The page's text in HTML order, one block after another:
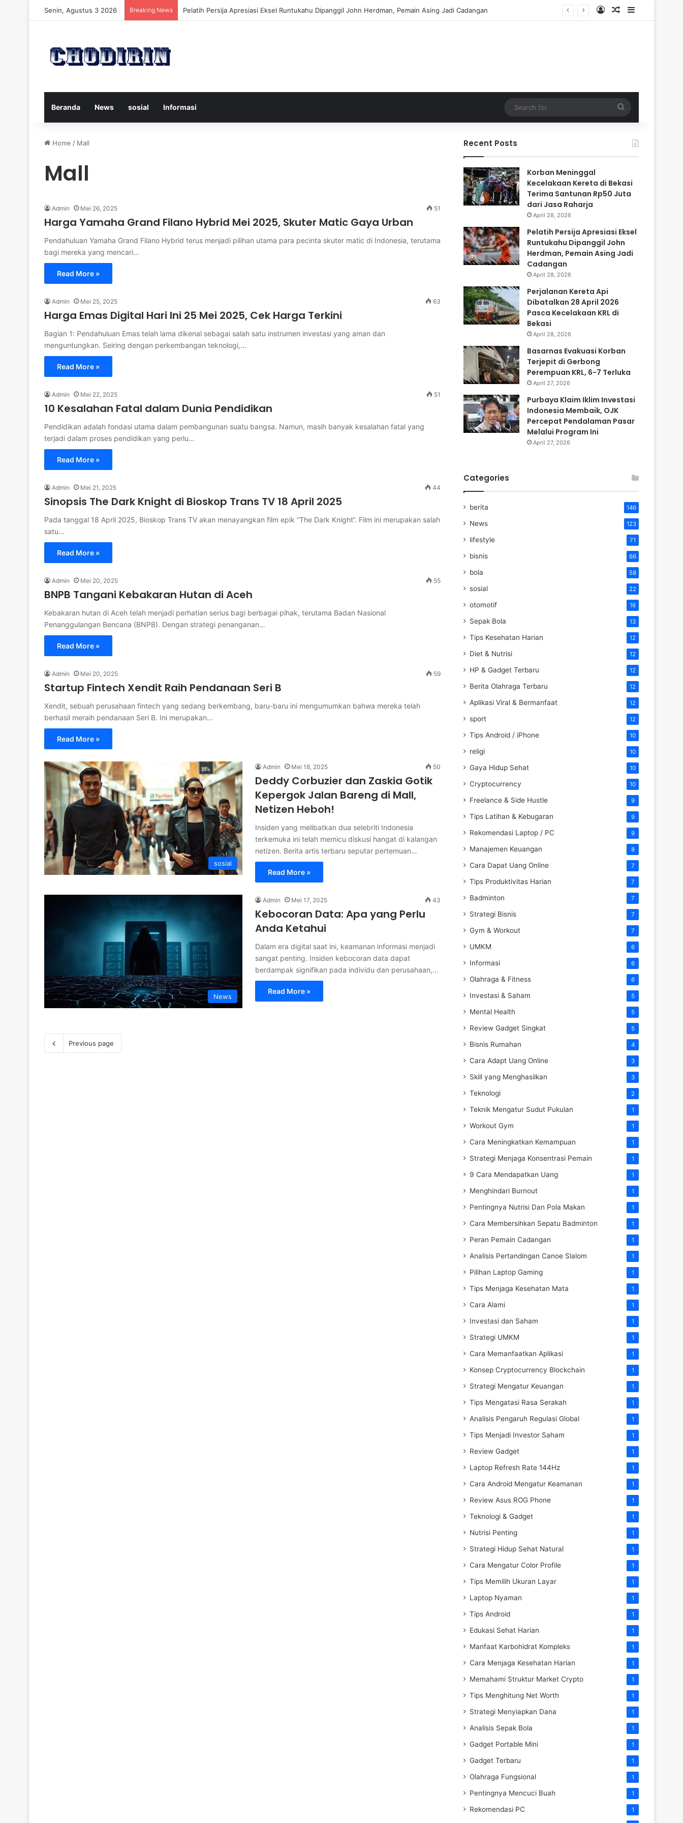
Senin, Agustus 3 2026 Breaking News Pelatih Persija Apresiasi Eksel Runtukahu Dipanggil John Herdman, Pemain Asing Jadi Cadangan Log InRandom Article
Sidebar
Beranda News sosial Informasi
for
Home / Mall
Mall
Admin Mei 26, 2025 51
Harga Yamaha Grand Filano Hybrid Mei 2025, Skuter Matic Gaya Urban
Pendahuluan Yamaha Grand Filano Hybrid terus menjadi pilihan utama para pecinta skuter matic di Indonesia, terutama
bagi mereka yang mencari…
Read More »
Admin Mei 25, 2025 63
Harga Emas Digital Hari Ini 25 Mei 2025, Cek Harga Terkini
Bagian 1: Pendahuluan Emas telah lama dikenal sebagai salah satu instrumen investasi yang aman dan
menguntungkan. Seiring dengan perkembangan teknologi,…
Read More »
Admin Mei 22, 2025 51
10 Kesalahan Fatal dalam Dunia Pendidikan
Pendidikan adalah fondasi utama dalam pembangunan suatu bangsa. Namun, masih banyak kesalahan fatal yang
terjadi dalam proses pendidikan yang perlu…
Read More »
Admin Mei 21, 2025 44
Sinopsis The Dark Knight di Bioskop Trans TV 18 April 2025
Pada tanggal 18 April 2025, Bioskop Trans TV akan menayangkan film epik “The Dark Knight“. Film ini merupakan salah
satu…
Read More »
Admin Mei 20, 2025 55
BNPB Tangani Kebakaran Hutan di Aceh
Kebakaran hutan di Aceh telah menjadi perhatian serius bagi berbagai pihak, terutama Badan Nasional
Penanggulangan Bencana (BNPB). Dengan strategi penanganan…
Read More »
Admin Mei 20, 2025 59
Startup Fintech Xendit Raih Pendanaan Seri B
Xendit, sebuah perusahaan fintech yang sedang berkembang, baru-baru ini mengumumkan bahwa mereka telah
berhasil meraih pendanaan Seri B. Ini merupakan…
Read More »
sosial
Admin Mei 18, 2025 50
Deddy Corbuzier dan Zaskia Gotik
Kepergok Jalan Bareng di Mall,
Netizen Heboh!
Insiden yang melibatkan dua selebriti Indonesia
terkemuka ini telah memicu diskusi hangat di kalangan
netizen. Berita artis terbaru seputar pertemuan…
Read More »
News
Admin Mei 17, 2025 43
Kebocoran Data: Apa yang Perlu
Anda Ketahui
Dalam era digital saat ini, keamanan informasi menjadi
sangat penting. Insiden kebocoran data dapat
berdampak signifikan pada individu dan perusahaan,…
Read More »
Previous page
Recent Posts
Korban Meninggal
Kecelakaan Kereta di Bekasi
Terima Santunan Rp50 Juta
dari Jasa Raharja
April 28, 2026
Pelatih Persija Apresiasi Eksel
Runtukahu Dipanggil John
Herdman, Pemain Asing Jadi
Cadangan
April 28, 2026
Perjalanan Kereta Api
Dibatalkan 28 April 2026
Pasca Kecelakaan KRL di
Bekasi
April 28, 2026
Basarnas Evakuasi Korban
Terjepit di Gerbong
Perempuan KRL, 6-7 Terluka
April 27, 2026
Purbaya Klaim Iklim Investasi
Indonesia Membaik, OJK
Percepat Pendalaman Pasar
Melalui Program Ini
April 27, 2026
Categories
berita 146
News 123
lifestyle 71
bisnis 66
bola 58
sosial 22
otomotif 16
Sepak Bola 13
Tips Kesehatan Harian 12
Diet & Nutrisi 12
HP & Gadget Terbaru 12
Berita Olahraga Terbaru 12
Aplikasi Viral & Bermanfaat 12
sport 12
Tips Android / iPhone 10
religi 10
Gaya Hidup Sehat 10
Cryptocurrency 10
Freelance & Side Hustle 9
Tips Latihan & Kebugaran 9
Rekomendasi Laptop / PC 9
Manajemen Keuangan 8
Cara Dapat Uang Online 7
Tips Produktivitas Harian 7
Badminton 7
Strategi Bisnis 7
Gym & Workout 7
UMKM 6
Informasi 6
Olahraga & Fitness 6
Investasi & Saham 5
Mental Health 5
Review Gadget Singkat 5
Bisnis Rumahan 4
Cara Adapt Uang Online 3
Skill yang Menghasilkan 3
Teknologi 2
Teknik Mengatur Sudut Pukulan 1
Workout Gym 1
Cara Meningkatkan Kemampuan 1
Strategi Menjaga Konsentrasi Pemain 1
9 Cara Mendapatkan Uang 1
Menghindari Burnout 1
Pentingnya Nutrisi Dan Pola Makan 1
Cara Membersihkan Sepatu Badminton 1
Peran Pemain Cadangan 1
Analisis Pertandingan Canoe Slalom 1
Pilihan Laptop Gaming 1
Tips Menjaga Kesehatan Mata 1
Cara Alami 1
Investasi dan Saham 1
Strategi UMKM 1
Cara Memanfaatkan Aplikasi 1
Konsep Cryptocurrency Blockchain 1
Strategi Mengatur Keuangan 1
Tips Mengatasi Rasa Serakah 1
Analisis Pengaruh Regulasi Global 1
Tips Menjadi Investor Saham 1
Review Gadget 1
Laptop Refresh Rate 144Hz 1
Cara Android Mengatur Keamanan 1
Review Asus ROG Phone 1
Teknologi & Gadget 1
Nutrisi Penting 1
Strategi Hidup Sehat Natural 1
Cara Mengatur Color Profile 1
Tips Memilih Ukuran Layar 1
Laptop Nyaman 1
Tips Android 1
Edukasi Sehat Harian 1
Manfaat Karbohidrat Kompleks 1
Cara Menjaga Kesehatan Harian 1
Memahami Struktur Market Crypto 1
Tips Menghitung Net Worth 1
Strategi Menyiapkan Dana 1
Analisis Sepak Bola 1
Gadget Portable Mini 1
Gadget Terbaru 1
Olahraga Fungsional 1
Pentingnya Mencuci Buah 1
Rekomendasi PC 1